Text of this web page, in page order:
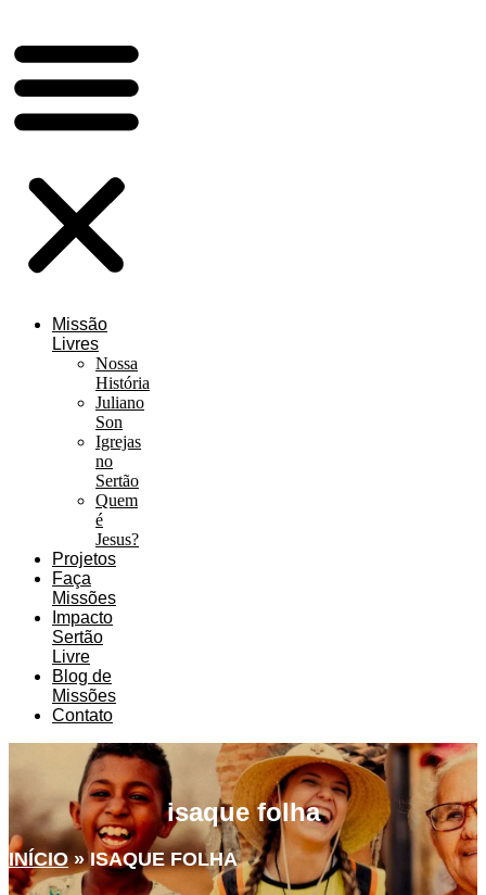
Missão
Livres
Nossa
História
Juliano
Son
Igrejas
no
Sertão
Quem
é
Jesus?
Projetos
Faça
Missões
Impacto
Sertão
Livre
Blog de
Missões
Contato
isaque folha
INÍCIO»ISAQUE FOLHA